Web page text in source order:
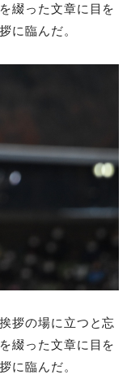
綴った文章に目を
に臨んだ。
拶の場に立つと忘
綴った文章に目を
に臨んだ。